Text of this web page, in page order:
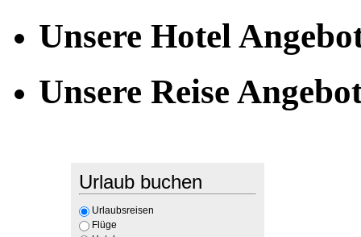
Unsere Hotel
Unsere Reise
Urlaub buchen
Urlaubsreisen
Flüge